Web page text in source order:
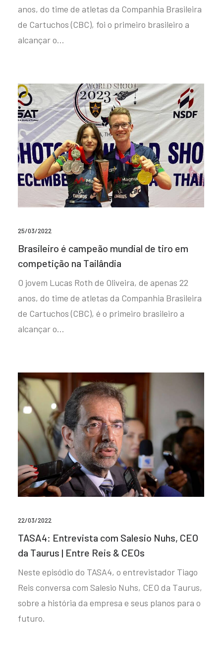
anos, do time de atletas da Companhia Brasileira
de Cartuchos (CBC), foi o primeiro brasileiro a
alcançar o…
25/03/2022
Brasileiro é campeão mundial de tiro em
competição na Tailândia
O jovem Lucas Roth de Oliveira, de apenas 22
anos, do time de atletas da Companhia Brasileira
de Cartuchos (CBC), é o primeiro brasileiro a
alcançar o…
22/03/2022
TASA4: Entrevista com Salesio Nuhs, CEO
da Taurus | Entre Reis & CEOs
Neste episódio do TASA4, o entrevistador Tiago
Reis conversa com Salesio Nuhs, CEO da Taurus,
sobre a história da empresa e seus planos para o
futuro.